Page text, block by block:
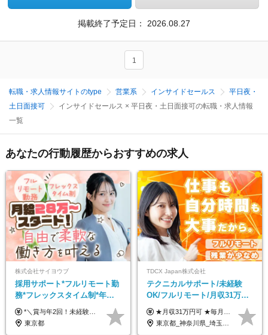
掲載終了予定日： 2026.08.27
1
転職・求人情報サイトのtype 営業系 インサイドセールス
平日夜・
土日面接可
インサイドセールス × 平日夜・土日面接可の転職・求人情報
一覧
あなたの行動履歴からおすすめの求人
株式会社サイヨウブ
採用サポート*フルリモート勤
務*フレックスタイム制*年休
120日*土日祝休み*残業ほぼな
し*育児中社員8割以上
*＼賞与年2回！未経験から月給28万円スタート／* ◆月給28万～40万円＋賞与年2回＋各種インセンティブ ※経験・スキルを考慮の上、決定します ※試用期間6ヶ月間あり（期間中は月給26万円～になります。その他待遇等に差異はありません） ※月給には月35時間分の固定残業代含む（月5万4800円/超過分別途支給） ※ほとんどのメンバーが残業ゼロです！フレックスタイム制のため、自分の生活に合わせて調整できます。 ＼希望性で土曜日出勤あり／ お客様より「土曜日に応募者の対応をしてほしい」という ご要望を受けた際に、応募者対応⇒求職者との メッセージのやり取りなど、対応が発生する場合があります。 ※土曜日に出勤いただく場合は ・2時間稼働：4500円 ・4時間稼働：9000円 の給与が発生。勤務時間が4時間超えることは原則ありません。 短期間で高い給与をGETできるチャンスです♪
東京都
TDCX Japan株式会社
テクニカルサポート/未経験
OK/フルリモート/月収31万円
可/月最大3万のインセンティ
ブ支給/平均年齢33歳
★月収31万円可 ★毎月「最大3万円」のインセンティブあり 月給266,228円～＋スキル手当（15,000円）＋インセンティブ（月最大3万円） ※月給例（月額最大額）：281,228 円＋残業代発生分 インセンティブを最大まで取得できた場合は、月額最大額：311,228円＋残業代発生分 となります ※経験・スキルなどを考慮し決定します ※残業代は1分単位で支給 ※試用期間3ヵ月あり（契約社員期間も給与・待遇に変更なし） ※インセンティブは効率性、顧客満足、勤怠状況等の結果により毎月金額が決定されます。 ＼”頑張り”はインセンティブで還元！／ 入社3ヶ月目から、目標数字やKPI、勤怠状況、お客様アンケートなどをもとに評価をスタート。 最短4ヶ月目にはインセンティブの支給も可能です！
東京都_神奈川県_埼玉県_千葉県_大阪府_愛知県_北海道_青森県_岩手県_宮城県_秋田県_山形県_福島県_茨城県_栃木県_群馬県_新潟県_山梨県_長野県_富山県_石川県_福井県_静岡県_岐阜県_三重県_兵庫県_京都府_滋賀県_奈良県_和歌山県_広島県_岡山県_鳥取県_島根県_山口県_徳島県_香川県_愛媛県_高知県_福岡県_熊本県_佐賀県_長崎県_大分県_宮崎県_鹿児島県_沖縄県